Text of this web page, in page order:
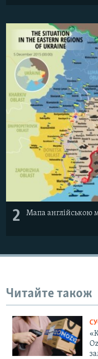
2 Мапа англійською
Читайте також